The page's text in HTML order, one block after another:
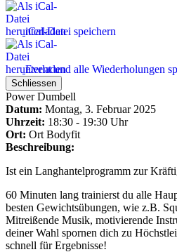
iCal-Datei speichern
Event und alle Wiederholungen
Schliessen
Power Dumbell
Datum: Montag, 3. Februar 2025
Uhrzeit: 18:30 - 19:30 Uhr
Ort: Ort Bodyfit
Beschreibung:
Ist ein Langhantelprogramm zur
60 Minuten lang trainierst du alle
besten Gewichtsübungen, wie z.B.
Mitreißende Musik, motivierende
deiner Wahl spornen dich zu
schnell für Ergebnisse!